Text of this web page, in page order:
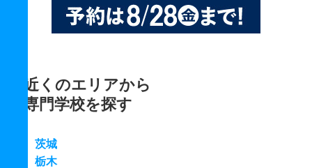
近くのエリアから
専門学校を探す
茨城
栃木